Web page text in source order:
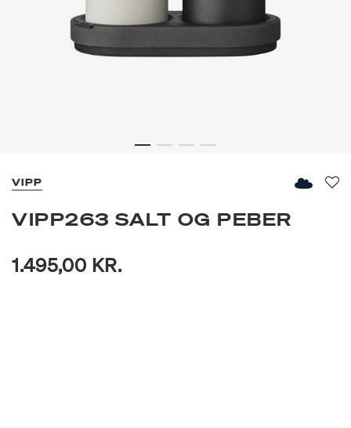
VIPP
VIPP263 SALT OG PEBER
1.495,00 KR.